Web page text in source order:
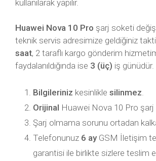
kullanılarak yapılır.
Huawei Nova 10 Pro şarj soketi
teknik servis adresimize geldiğiniz
saat, 2 taraflı kargo gönderim
faydalanıldığında ise 3 (üç) iş günüdür.
Bilgileriniz kesinlikle silinmez.
Orijinal Huawei Nova 10 Pro şarj
Şarj olmama sorunu ortadan
Telefonunuz 6 ayGSM İletişim
garantisi ile birlikte sizlere teslim